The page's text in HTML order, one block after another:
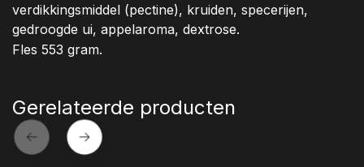
verdikkingsmiddel (pectine), kruiden, specerijen,
gedroogde ui, appelaroma, dextrose.
Fles 553 gram.
Gerelateerde producten